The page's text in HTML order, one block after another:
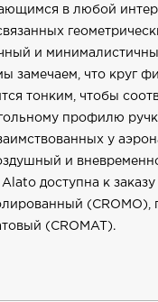
в любой
и
замечаем, что круг
тонким, чтобы
профилю
у
и
доступна к
(CROMO),
(CROMAT).